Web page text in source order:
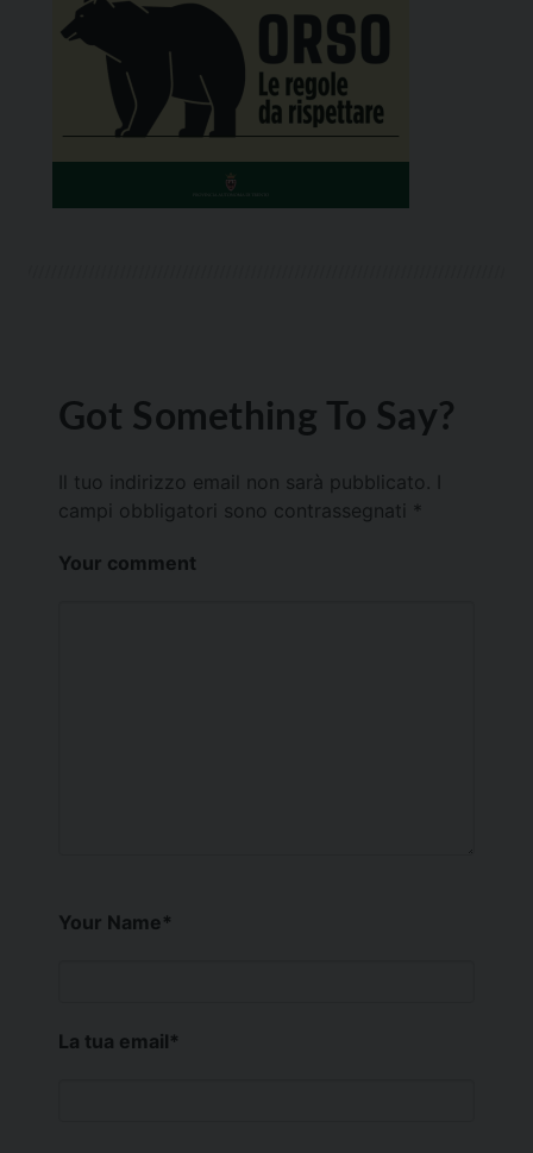
Got Something To Say?
Il tuo indirizzo email non sarà pubblicato.
campi obbligatori sono contrassegnati *
Your comment
Your Name*
La tua email*